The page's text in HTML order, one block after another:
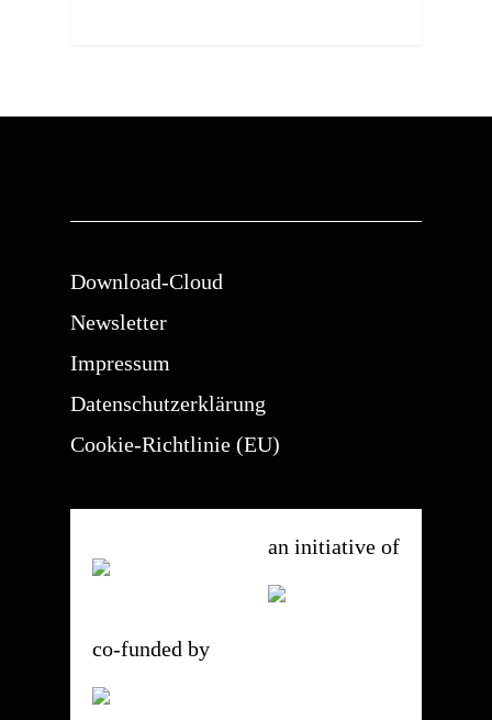
Download-Cloud
Newsletter
Impressum
Datenschutzerklärung
Cookie-Richtlinie (EU)
an initiative of
co-funded by